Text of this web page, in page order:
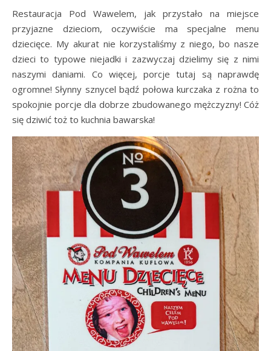
Restauracja Pod Wawelem, jak przystało na miejsce
przyjazne dzieciom, oczywiście ma specjalne menu
dziecięce. My akurat nie korzystaliśmy z niego, bo nasze
dzieci to typowe niejadki i zazwyczaj dzielimy się z nimi
naszymi daniami. Co więcej, porcje tutaj są naprawdę
ogromne! Słynny sznycel bądź połowa kurczaka z rożna to
spokojnie porcje dla dobrze zbudowanego mężczyzny! Cóż
się dziwić toż to kuchnia bawarska!